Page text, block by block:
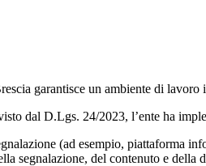
garantisce un ambiente di
dal D.Lgs. 24/2023, l’ente ha
(ad esempio, piattaforma
segnalazione, del contenuto e della